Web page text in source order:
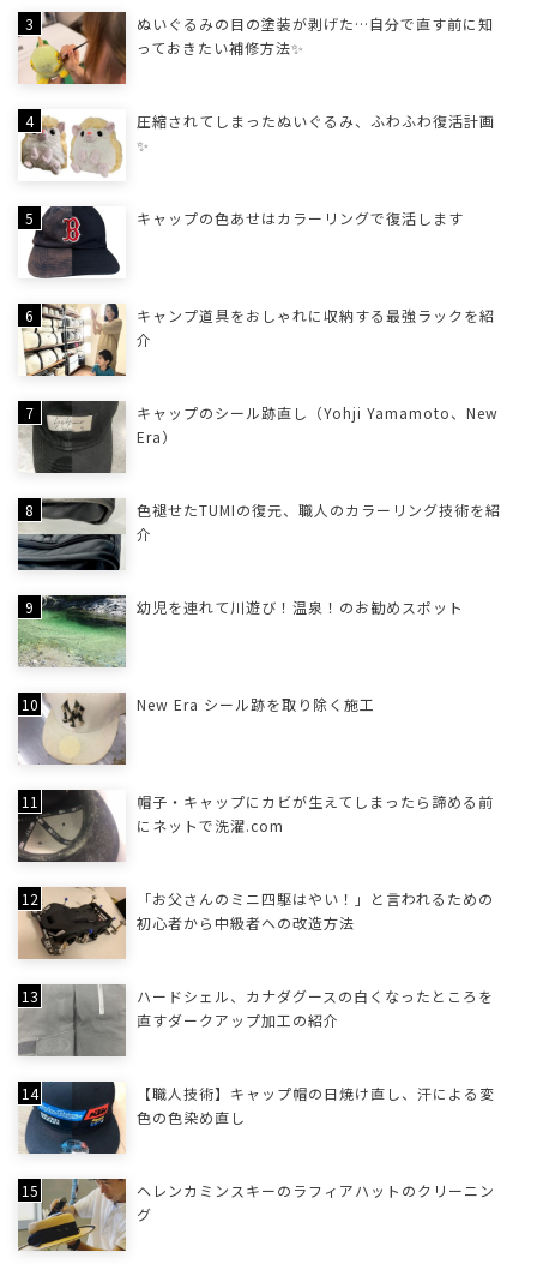
ぬいぐるみの目の塗装が剥げた…自分で直す前に知
っておきたい補修方法✨
圧縮されてしまったぬいぐるみ、ふわふわ復活計画
✨
キャップの色あせはカラーリングで復活します
キャンプ道具をおしゃれに収納する最強ラックを紹
介
キャップのシール跡直し（Yohji Yamamoto、New
Era）
色褪せたTUMIの復元、職人のカラーリング技術を紹
介
幼児を連れて川遊び！温泉！のお勧めスポット
New Era シール跡を取り除く施工
帽子・キャップにカビが生えてしまったら諦める前
にネットで洗濯.com
「お父さんのミニ四駆はやい！」と言われるための
初心者から中級者への改造方法
ハードシェル、カナダグースの白くなったところを
直すダークアップ加工の紹介
【職人技術】キャップ帽の日焼け直し、汗による変
色の色染め直し
ヘレンカミンスキーのラフィアハットのクリーニン
グ